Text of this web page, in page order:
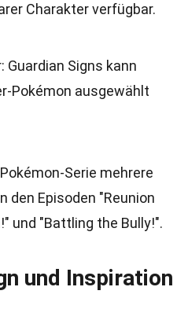
Charakter verfügbar.
Guardian Signs kann
Pokémon ausgewählt
Serie mehrere
den Episoden "Reunion
und "Battling the Bully!".
und Inspiration